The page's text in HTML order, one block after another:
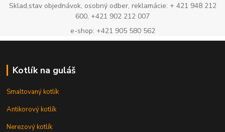
Sklad,stav objednávok, osobný odber, reklamácie: + 421 948 212
600, +421 902 212 007
e-shop: +421 905 580 562
Kotlík na guláš
Smaltovaný kotlík
Antikorový kotlík
Nerezový kotlík